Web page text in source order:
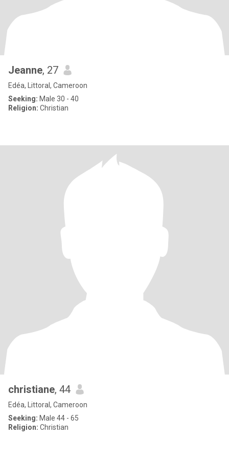
Jeanne, 27
Edéa, Littoral, Cameroon
Seeking: Male 30 - 40
Religion: Christian
christiane, 44
Edéa, Littoral, Cameroon
Seeking: Male 44 - 65
Religion: Christian